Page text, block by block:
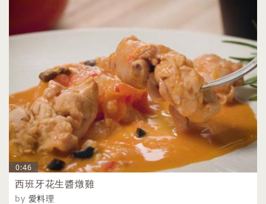
0:46
西班牙花生醬燉雞
by 愛料理